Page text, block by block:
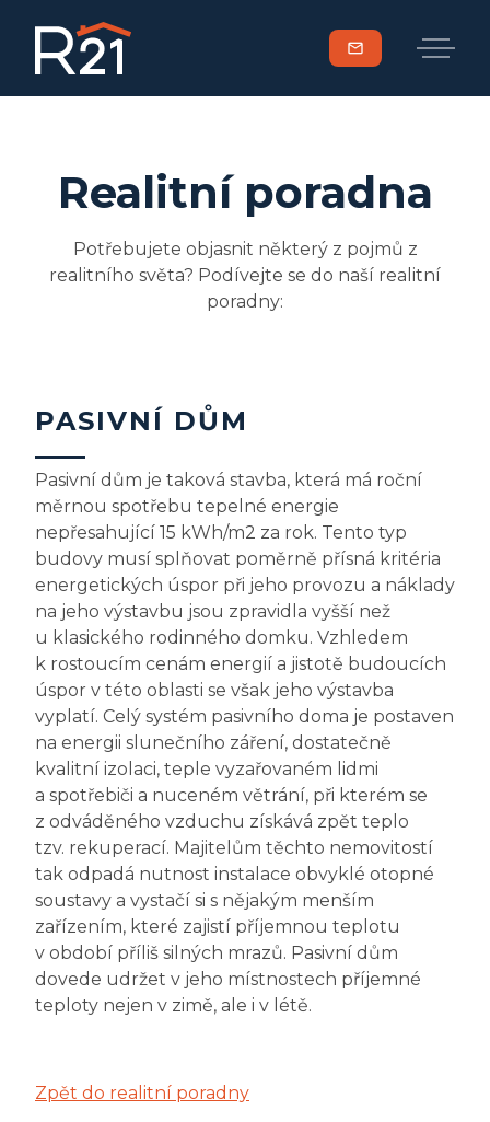
mail
Realitní poradna
Potřebujete objasnit některý z pojmů z
realitního světa? Podívejte se do naší realitní
poradny:
PASIVNÍ DŮM
Pasivní dům je taková stavba, která má roční
měrnou spotřebu tepelné energie
nepřesahující 15 kWh/m2 za rok. Tento typ
budovy musí splňovat poměrně přísná kritéria
energetických úspor při jeho provozu a náklady
na jeho výstavbu jsou zpravidla vyšší než
u klasického rodinného domku. Vzhledem
k rostoucím cenám energií a jistotě budoucích
úspor v této oblasti se však jeho výstavba
vyplatí. Celý systém pasivního doma je postaven
na energii slunečního záření, dostatečně
kvalitní izolaci, teple vyzařovaném lidmi
a spotřebiči a nuceném větrání, při kterém se
z odváděného vzduchu získává zpět teplo
tzv. rekuperací. Majitelům těchto nemovitostí
tak odpadá nutnost instalace obvyklé otopné
soustavy a vystačí si s nějakým menším
zařízením, které zajistí příjemnou teplotu
v období příliš silných mrazů. Pasivní dům
dovede udržet v jeho místnostech příjemné
teploty nejen v zimě, ale i v létě.
Zpět do realitní poradny